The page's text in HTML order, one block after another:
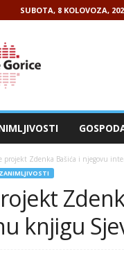
SUBOTA, 8 KOLOVOZA,
projekt Zdenka Bašića i njegovu
ZANIMLJIVOSTI
knjigu